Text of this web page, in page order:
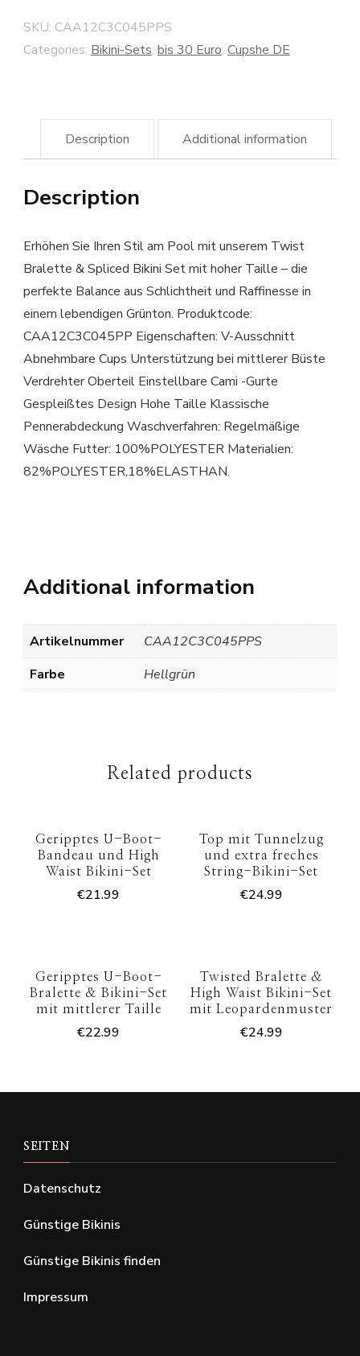
SKU: CAA12C3C045PPS
Categories: Bikini-Sets, bis 30 Euro, Cupshe DE
Description Additional information
Description
Erhöhen Sie Ihren Stil am Pool mit unserem Twist
Bralette & Spliced ​​Bikini Set mit hoher Taille – die
perfekte Balance aus Schlichtheit und Raffinesse in
einem lebendigen Grünton. Produktcode:
CAA12C3C045PP Eigenschaften: V-Ausschnitt
Abnehmbare Cups Unterstützung bei mittlerer Büste
Verdrehter Oberteil Einstellbare Cami -Gurte
Gespleißtes Design Hohe Taille Klassische
Pennerabdeckung Waschverfahren: Regelmäßige
Wäsche Futter: 100%POLYESTER Materialien:
82%POLYESTER,18%ELASTHAN.
Additional information
Artikelnummer
CAA12C3C045PPS
Farbe
Hellgrün
Related products
Geripptes U-Boot-
Bandeau und High
Waist Bikini-Set
€21.99
Top mit Tunnelzug
und extra freches
String-Bikini-Set
€24.99
Geripptes U-Boot-
Bralette & Bikini-Set
mit mittlerer Taille
€22.99
Twisted Bralette &
High Waist Bikini-Set
mit Leopardenmuster
€24.99
SEITEN
Datenschutz
Günstige Bikinis
Günstige Bikinis finden
Impressum